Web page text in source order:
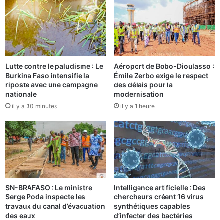
u
e
c
’
e
s
t
?
P
a
i
x
2
0
1
4
d
é
c
r
n
é
à
u
n
e
P
a
Lutte contre le paludisme : Le
Burkina Faso intensifie la
riposte avec une campagne
nationale
il y a 30 minutes
Aéroport de Bobo-Dioulasso :
Émile Zerbo exige le respect
des délais pour la
modernisation
il y a 1 heure
SN-BRAFASO : Le ministre
Serge Poda inspecte les
travaux du canal d’évacuation
des eaux
Intelligence artificielle : Des
chercheurs créent 16 virus
synthétiques capables
d’infecter des bactéries